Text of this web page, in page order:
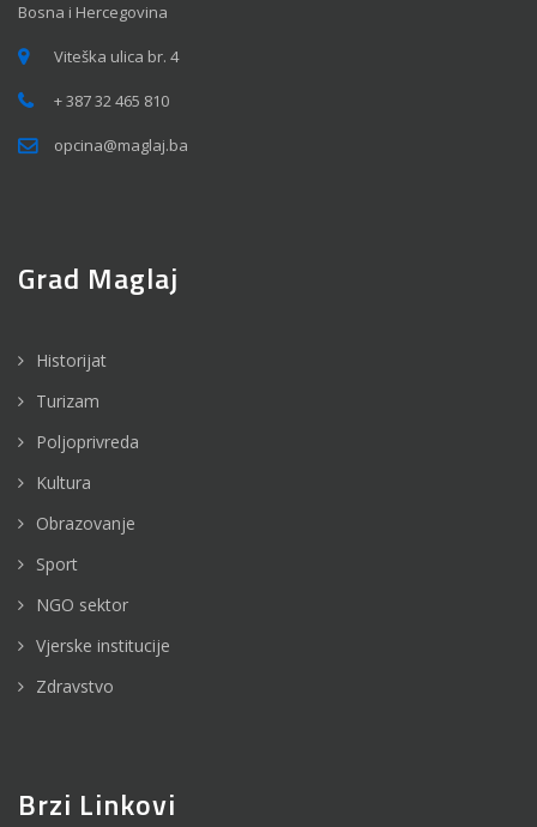
Bosna i Hercegovina
Viteška ulica br. 4
+ 387 32 465 810
opcina@maglaj.ba
Grad Maglaj
Historijat
Turizam
Poljoprivreda
Kultura
Obrazovanje
Sport
NGO sektor
Vjerske institucije
Zdravstvo
Brzi Linkovi